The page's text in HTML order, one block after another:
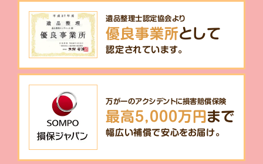
遺品整理士認定協会より
優良事業所として
認定されています。
万が一のアクシデントに損害賠償保険
最高5,000万円まで
幅広い補償で安心をお届け。